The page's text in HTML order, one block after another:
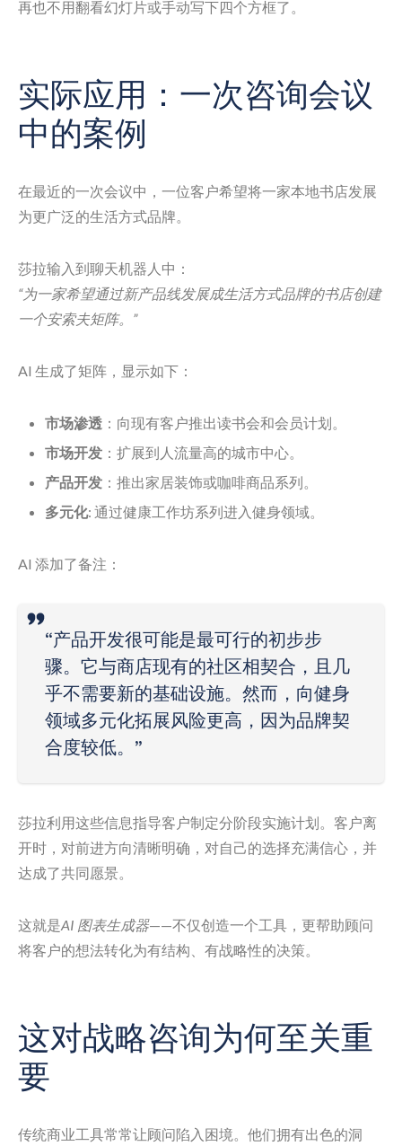
再也不用翻看幻灯片或手动写下四个方框了。
实际应用：一次咨询会议
中的案例
在最近的一次会议中，一位客户希望将一家本地书店发展
为更广泛的生活方式品牌。
莎拉输入到聊天机器人中：
“为一家希望通过新产品线发展成生活方式品牌的书店创建
一个安索夫矩阵。”
AI 生成了矩阵，显示如下：
市场渗透 ：向现有客户推出读书会和会员计划。
市场开发 ：扩展到人流量高的城市中心。
产品开发 ：推出家居装饰或咖啡商品系列。
多元化: 通过健康工作坊系列进入健身领域。
AI 添加了备注：
“产品开发很可能是最可行的初步步
骤。它与商店现有的社区相契合，且几
乎不需要新的基础设施。然而，向健身
领域多元化拓展风险更高，因为品牌契
合度较低。”
莎拉利用这些信息指导客户制定分阶段实施计划。客户离
开时，对前进方向清晰明确，对自己的选择充满信心，并
达成了共同愿景。
这就是AI 图表生成器——不仅创造一个工具，更帮助顾问
将客户的想法转化为有结构、有战略性的决策。
这对战略咨询为何至关重
要
传统商业工具常常让顾问陷入困境。他们拥有出色的洞